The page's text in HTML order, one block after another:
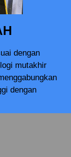
dengan
mutakhir
dengan